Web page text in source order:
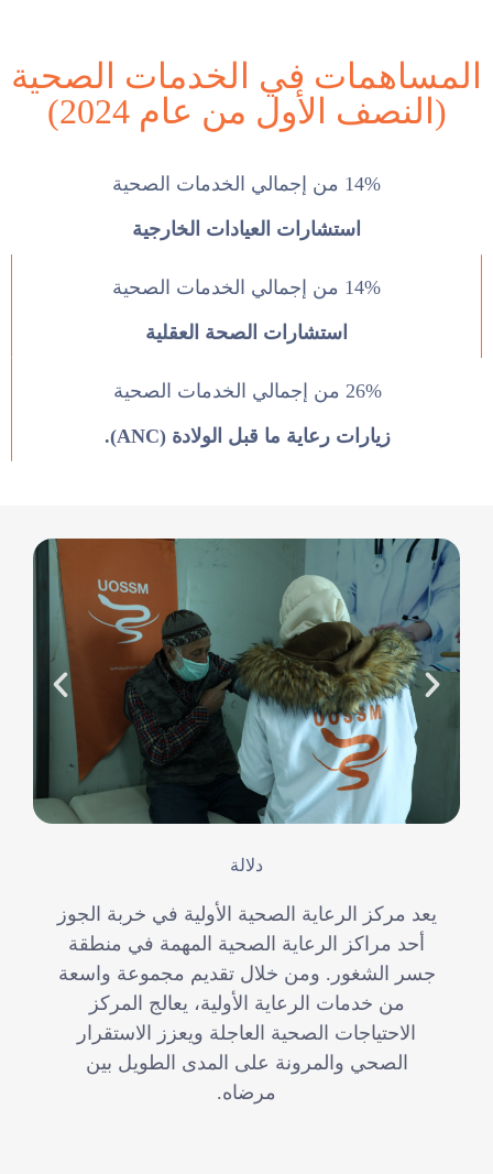
المساهمات في الخدمات الصحية
(النصف الأول من عام 2024)
14% من إجمالي الخدمات الصحية
استشارات العيادات الخارجية
14% من إجمالي الخدمات الصحية
استشارات الصحة العقلية
26% من إجمالي الخدمات الصحية
زيارات رعاية ما قبل الولادة (ANC).
دلالة
يعد مركز الرعاية الصحية الأولية في خربة الجوز
أحد مراكز الرعاية الصحية المهمة في منطقة
جسر الشغور. ومن خلال تقديم مجموعة واسعة
من خدمات الرعاية الأولية، يعالج المركز
الاحتياجات الصحية العاجلة ويعزز الاستقرار
الصحي والمرونة على المدى الطويل بين
مرضاه.